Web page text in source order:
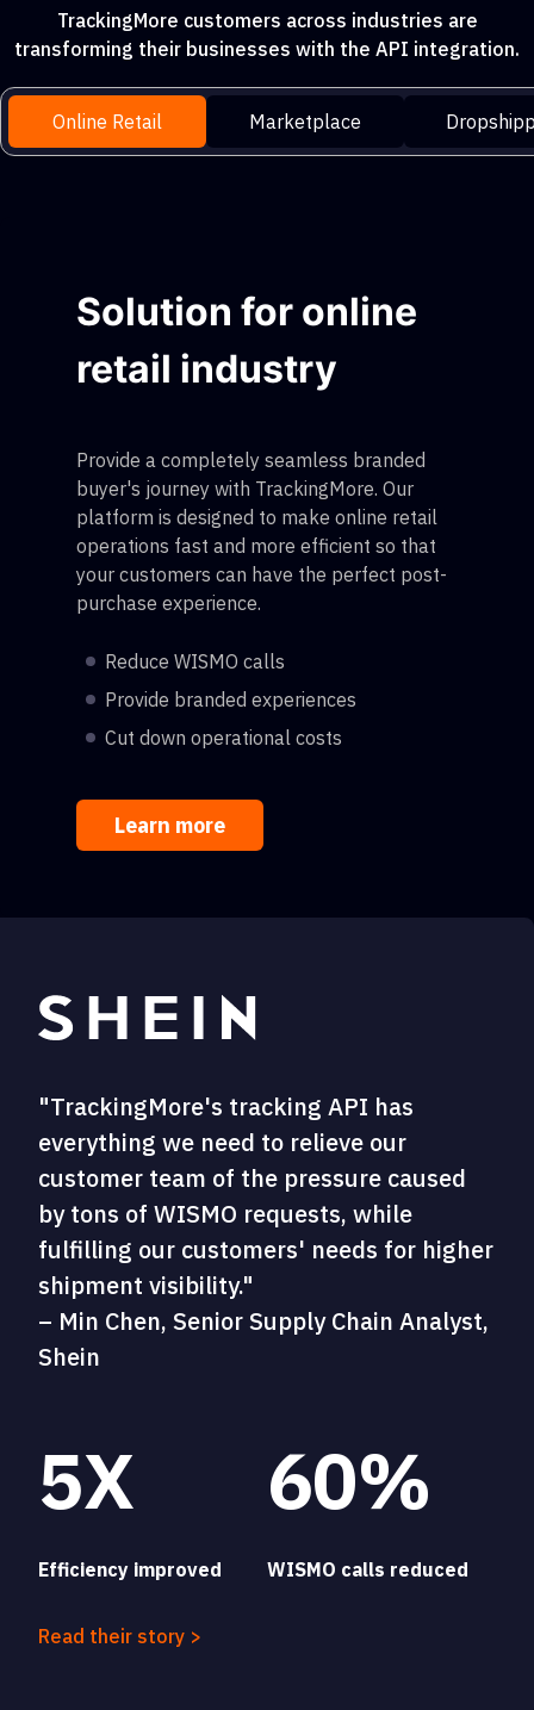
TrackingMore customers across industries are
transforming their businesses with the API integration.
Online Retail Marketplace
Solution for online
retail industry
Provide a completely seamless branded
buyer's journey with TrackingMore. Our
platform is designed to make online retail
operations fast and more efficient so that
your customers can have the perfect post-
purchase experience.
Reduce WISMO calls
Provide branded experiences
Cut down operational costs
Learn more
"TrackingMore's tracking API has
everything we need to relieve our
customer team of the pressure caused
by tons of WISMO requests, while
fulfilling our customers' needs for higher
shipment visibility."
– Min Chen, Senior Supply Chain Analyst,
Shein
5X
Efficiency improved
60%
WISMO calls reduced
Read their story >